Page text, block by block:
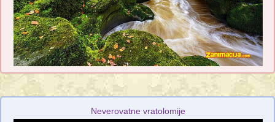
Neverovatne vratolomije